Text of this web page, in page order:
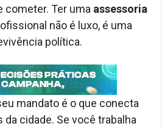
cometer. Ter uma assessoria
não é luxo, é uma
política.
mandato é o que conecta
cidade. Se você trabalha